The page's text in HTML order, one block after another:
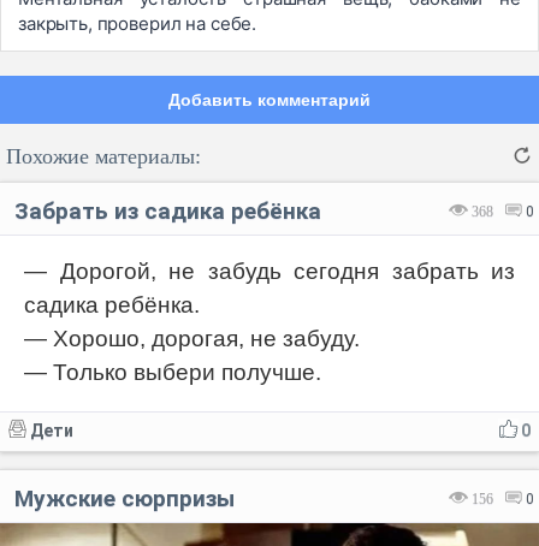
закрыть, проверил на себе.
Добавить комментарий
Код:
Похожие материалы:
368 0
Забрать из садика ребёнка
— Дорогой, не забудь сегодня забрать из
садика ребёнка.
— Хорошо, дорогая, не забуду.
— Только выбери получше.
0
Дети
156 0
Мужские сюрпризы